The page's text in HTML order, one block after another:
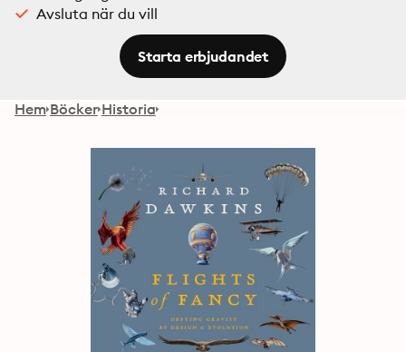
Avsluta när du vill
Starta erbjudandet
Hem Böcker Historia